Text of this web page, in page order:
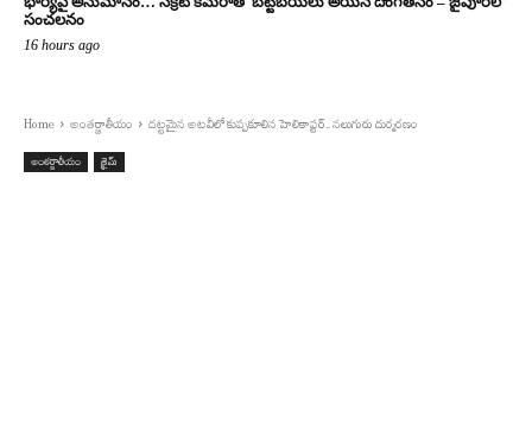
సంచలనం
16 hours ago